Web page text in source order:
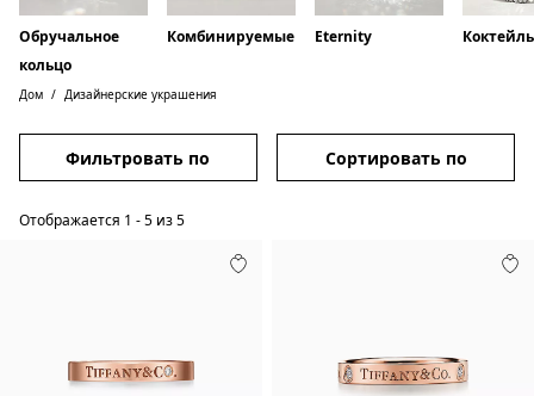
Обручальное
кольцо
Комбинируемые Eternity
Дом Дизайнерские украшения
Фильтровать по Сортировать по
Отображается 1 -5 из5